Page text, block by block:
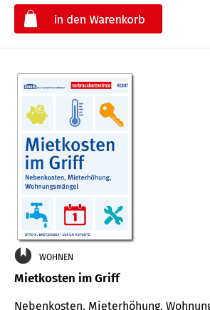
WOHNEN
Mietkosten im Griff
Nebenkosten, Mieterhöhung,